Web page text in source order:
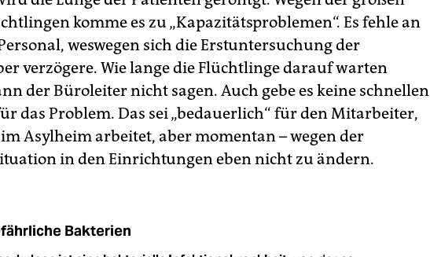
komme es zu „Kapazitätsproblemen“. Es fehle an
weswegen sich die Erstuntersuchung der
verzögere. Wie lange die Flüchtlinge darauf warten
der Büroleiter nicht sagen. Auch gebe es keine schnellen
das Problem. Das sei „bedauerlich“ für den Mitarbeiter,
Asylheim arbeitet, aber momentan – wegen der
in den Einrichtungen eben nicht zu ändern.
Bakterien